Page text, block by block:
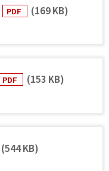
PDF (169 KB)
PDF (153 KB)
(544 KB)